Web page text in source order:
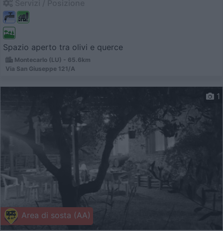
Spazio aperto tra olivi e querce
Montecarlo (LU) - 65.6km
Via San Giuseppe 121/A
Area di sosta (AA)
1